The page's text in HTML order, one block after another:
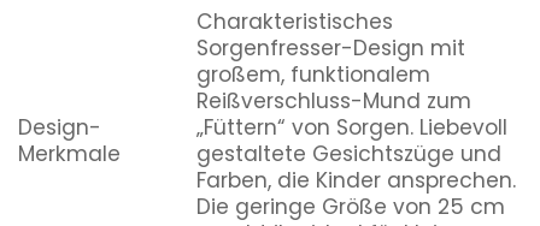
Design-
Merkmale
Charakteristisches
Sorgenfresser-Design mit
großem, funktionalem
Reißverschluss-Mund zum
„Füttern“ von Sorgen. Liebevoll
gestaltete Gesichtszüge und
Farben, die Kinder ansprechen.
Die geringe Größe von 25 cm